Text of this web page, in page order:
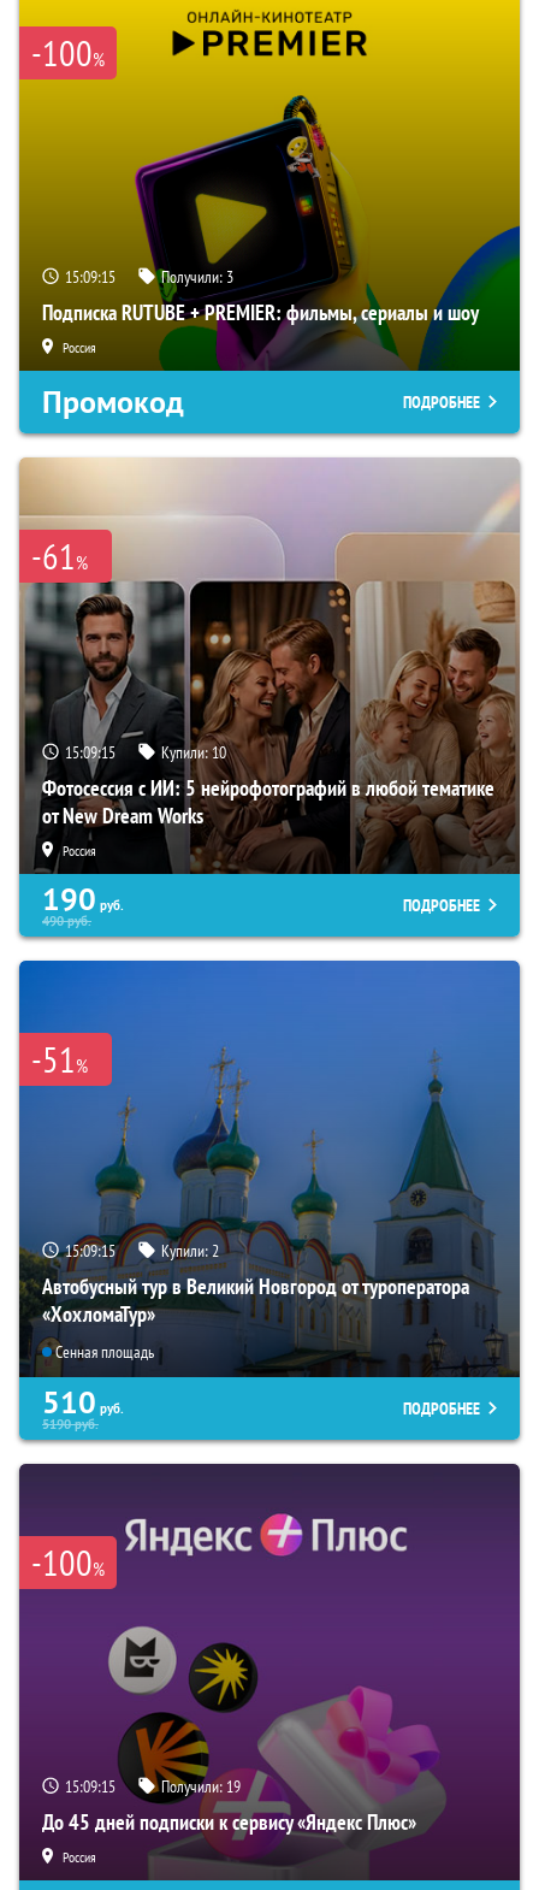
-100%
15:09:14 Получили: 3
Подписка RUTUBE + PREMIER: фильмы, сериалы и шоу
Россия
Промокод ПОДРОБНЕЕ
-61%
15:09:14 Купили:10
Фотосессия с ИИ: 5 нейрофотографий в любой тематике
от New Dream Works
Россия
190 руб.
490руб.
ПОДРОБНЕЕ
-51%
15:09:14 Купили:2
Автобусный тур в Великий Новгород от туроператора
«ХохломаТур»
Сенная площадь
510 руб.
5190руб.
ПОДРОБНЕЕ
-100%
15:09:14 Получили: 19
До 45 дней подписки к сервису «Яндекс Плюс»
Россия